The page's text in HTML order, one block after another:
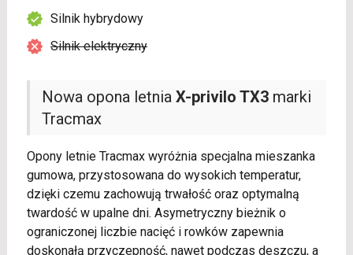
Nowa opona letnia X-privilo TX3marki
Tracmax
Opony letnie Tracmax wyróżnia specjalna mieszanka
gumowa, przystosowana do wysokich temperatur,
dzięki czemu zachowują trwałość oraz optymalną
twardość w upalne dni. Asymetryczny bieżnik o
ograniczonej liczbie nacięć i rowków zapewnia
doskonałą przyczepność, nawet podczas deszczu, a
Silnik hybrydowy
Silnik elektryczny